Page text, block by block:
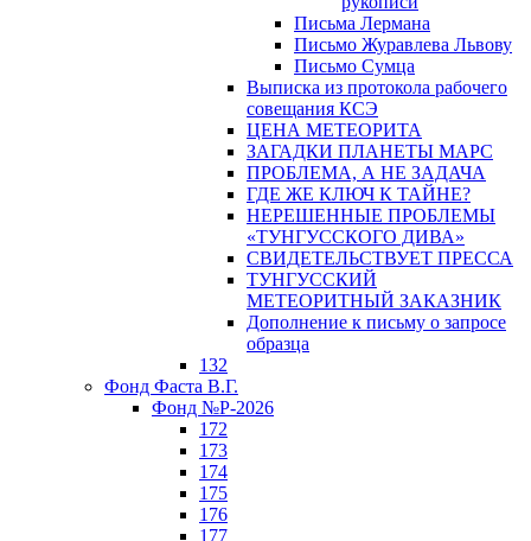
Письма Лермана
Письмо Журавлева Львову
Письмо Сумца
Выписка из протокола рабочего
совещания КСЭ
ЦЕНА МЕТЕОРИТА
ЗАГАДКИ ПЛАНЕТЫ МАРС
ПРОБЛЕМА, А НЕ ЗАДАЧА
ГДЕ ЖЕ КЛЮЧ К ТАЙНЕ?
НЕРЕШЕННЫЕ ПРОБЛЕМЫ
«ТУНГУССКОГО ДИВА»
СВИДЕТЕЛЬСТВУЕТ ПРЕССА
ТУНГУССКИЙ
МЕТЕОРИТНЫЙ ЗАКАЗНИК
Дополнение к письму о запросе
образца
132
Фонд Фаста В.Г.
Фонд №Р-2026
172
173
174
175
176
177